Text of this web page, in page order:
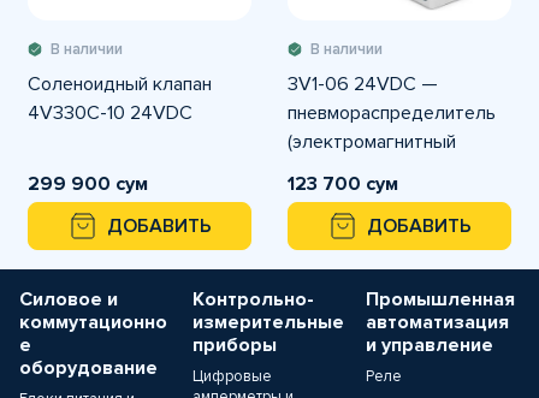
В наличии
Соленоидный клапан
4V330C-10 24VDC
299 900 сум
ДОБАВИТЬ
В наличии
3V1-06 24VDC —
пневмораспределитель
(электромагнитный
клапан), 3/2-ходовой,
нормально закрытый,
123 700 сум
ДОБАВИТЬ
Силовое и
коммутационно
е
оборудование
Контрольно-
измерительные
приборы
Цифровые
Промышленная
автоматизация
и управление
Реле